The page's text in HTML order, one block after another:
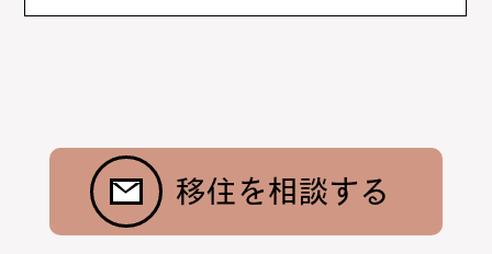
トップ
昭和村紹介
お隣さんの話
ニュース
お問合わせ 移住を相談する